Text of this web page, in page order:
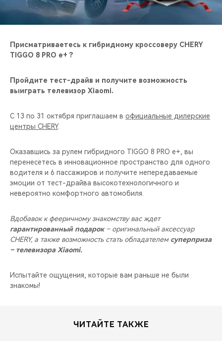
CHERY И СПОРТ
НАШИ МЕРОПРИЯТИЯ
ВИДЕООБЗОРЫ
Присматриваетесь к гибридному кроссоверу CHERY
TIGGO 8 PRO e+ ?
Пройдите тест-драйв и получите возможность
выиграть телевизор Xiaomi.
C 13 по 31 октября приглашаем в официальные дилерские
центры CHERY.
Оказавшись за рулем гибридного TIGGO 8 PRO e+, вы
перенесетесь в инновационное пространство для одного
водителя и 6 пассажиров и получите непередаваемые
эмоции от тест-драйва высокотехнологичного и
невероятно комфортного автомобиля.
Вдобавок к фееричному знакомству вас ждет
гарантированный подарок– оригинальный аксессуар
CHERY, а также возможность стать обладателем суперприза
– телевизора Xiaomi.
Испытайте ощущения, которые вам раньше не были
знакомы!
ЧИТАЙТЕ ТАКЖЕ